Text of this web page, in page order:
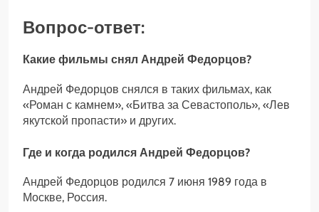
Вопрос-ответ:
Какие фильмы снял Андрей Федорцов?
Андрей Федорцов снялся в таких фильмах, как
«Роман с камнем», «Битва за Севастополь», «Лев
якутской пропасти» и других.
Где и когда родился Андрей Федорцов?
Андрей Федорцов родился 7 июня 1989 года в
Москве, Россия.